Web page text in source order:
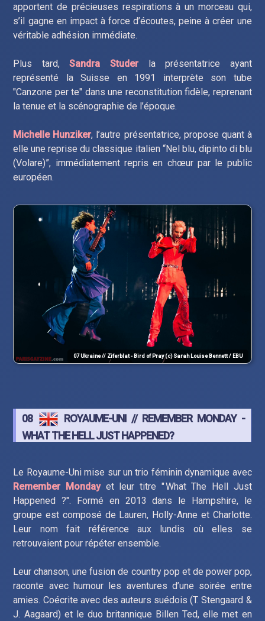
apportent de précieuses respirations à un morceau qui,
s’il gagne en impact à force d’écoutes, peine à créer une
véritable adhésion immédiate.
Plus tard,Sandra Studerla présentatrice ayant
représenté la Suisse en 1991 interprète son tube
"Canzone per te" dans une reconstitution fidèle, reprenant
la tenue et la scénographie de l’époque.
Michelle Hunziker, l’autre présentatrice, propose quant à
elle une reprise du classique italien “Nel blu, dipinto di blu
(Volare)”, immédiatement repris en chœur par le public
européen.
07 Ukraine // Ziferblat - Bird of Pray (c) Sarah Louise Bennett / EBU
08
ROYAUME-UNI // REMEMBER MONDAY -
WHAT THE HELL JUST HAPPENED?
Le Royaume-Uni mise sur un trio féminin dynamique avec
Remember Mondayet leur titre " What The Hell Just
Happened ?". Formé en 2013 dans le Hampshire, le
groupe est composé de Lauren, Holly-Anne et Charlotte.
Leur nom fait référence aux lundis où elles se
retrouvaient pour répéter ensemble.
Leur chanson, une fusion de country pop et de power pop,
raconte avec humour les aventures d’une soirée entre
amies. Coécrite avec des auteurs suédois (T. Stengaard &
J. Aagaard) et le duo britannique Billen Ted, elle met en